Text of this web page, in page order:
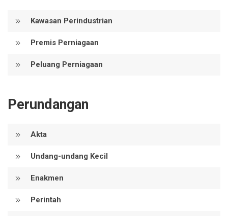
Kawasan Perindustrian
Premis Perniagaan
Peluang Perniagaan
Perundangan
Akta
Undang-undang Kecil
Enakmen
Perintah